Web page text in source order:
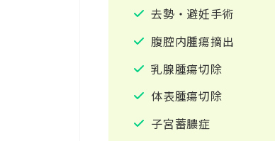
去勢・避妊手術
腹腔内腫瘍摘出
乳腺腫瘍切除
体表腫瘍切除
子宮蓄膿症